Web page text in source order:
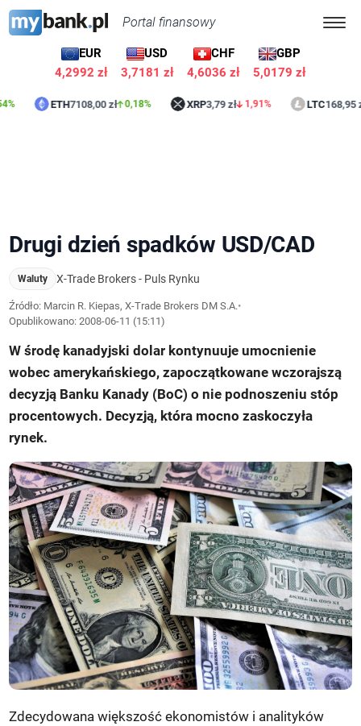
Portal finansowy
EUR
4,2992 zł
USD
3,7181 zł
CHF
4,6036 zł
GBP
5,0179 zł
ETH 7108,00 zł 0,18% XRP 3,79 zł 1,91% LTC 168,95 zł
Drugi dzień spadków USD/CAD
Waluty X-Trade Brokers - Puls Rynku
Źródło: Marcin R. Kiepas, X-Trade Brokers DM S.A.•
Opublikowano:2008-06-11 (15:11)
W środę kanadyjski dolar kontynuuje umocnienie
wobec amerykańskiego, zapoczątkowane wczorajszą
decyzją Banku Kanady (BoC) o nie podnoszeniu stóp
procentowych. Decyzją, która mocno zaskoczyła
rynek.
Zdecydowana większość ekonomistów i analityków